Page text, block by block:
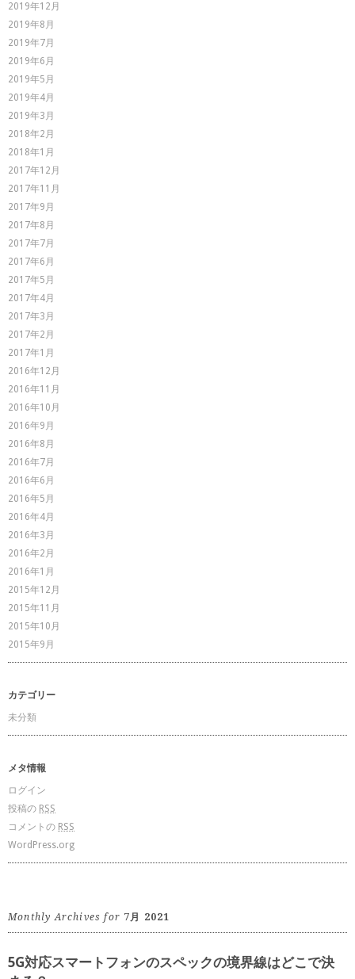
2019年12月
2019年8月
2019年7月
2019年6月
2019年5月
2019年4月
2019年3月
2018年2月
2018年1月
2017年12月
2017年11月
2017年9月
2017年8月
2017年7月
2017年6月
2017年5月
2017年4月
2017年3月
2017年2月
2017年1月
2016年12月
2016年11月
2016年10月
2016年9月
2016年8月
2016年7月
2016年6月
2016年5月
2016年4月
2016年3月
2016年2月
2016年1月
2015年12月
2015年11月
2015年10月
2015年9月
カテゴリー
未分類
メタ情報
ログイン
投稿の RSS
コメントの RSS
WordPress.org
Monthly Archives for 7月 2021
5G対応スマートフォンのスペックの境界線はどこで決